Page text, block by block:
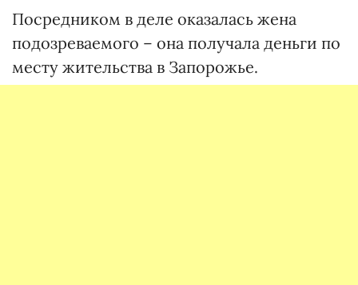
Посредником в деле оказалась жена
подозреваемого – она получала деньги по
месту жительства в Запорожье.